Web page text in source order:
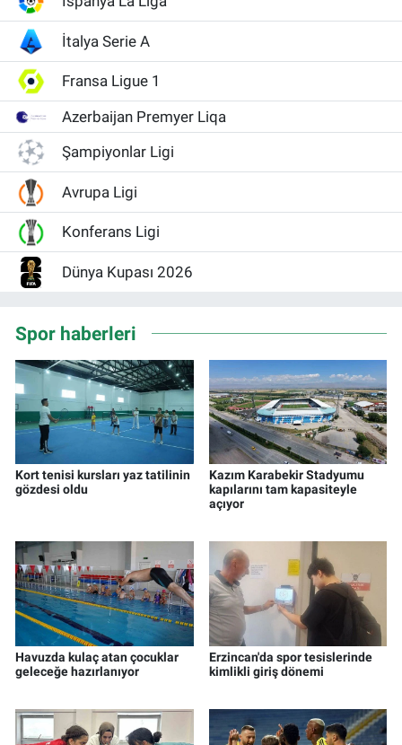
İtalya Serie A
Fransa Ligue 1
Azerbaijan Premyer Liqa
Şampiyonlar Ligi
Avrupa Ligi
Konferans Ligi
Dünya Kupası 2026
Spor haberleri
Kort tenisi kursları yaz tatilinin
gözdesi oldu
Kazım Karabekir Stadyumu
kapılarını tam kapasiteyle
açıyor
Havuzda kulaç atan çocuklar
geleceğe hazırlanıyor
Erzincan'da spor tesislerinde
kimlikli giriş dönemi